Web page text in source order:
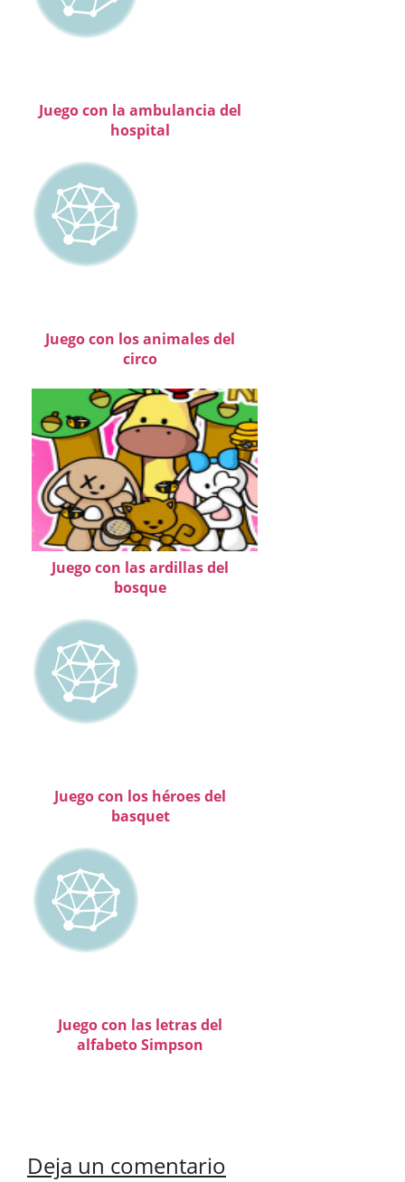
Juego con la ambulancia del
hospital
Juego con los animales del
circo
Juego con las ardillas del
bosque
Juego con los héroes del
basquet
Juego con las letras del
alfabeto Simpson
Deja un comentario